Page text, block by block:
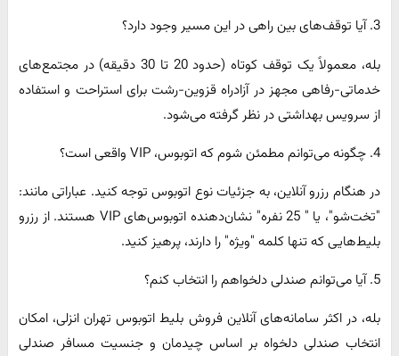
3. آیا توقف‌های بین راهی در این مسیر وجود دارد؟
بله، معمولاً یک توقف کوتاه (حدود 20 تا 30 دقیقه) در مجتمع‌های
خدماتی-رفاهی مجهز در آزادراه قزوین-رشت برای استراحت و استفاده
از سرویس بهداشتی در نظر گرفته می‌شود.
4. چگونه می‌توانم مطمئن شوم که اتوبوس، VIP واقعی است؟
در هنگام رزرو آنلاین، به جزئیات نوع اتوبوس توجه کنید. عباراتی مانند:
"تخت‌شو"، یا " 25 نفره" نشان‌دهنده اتوبوس‌های VIP هستند. از رزرو
بلیط‌هایی که تنها کلمه "ویژه" را دارند، پرهیز کنید.
5. آیا می‌توانم صندلی دلخواهم را انتخاب کنم؟
بله، در اکثر سامانه‌های آنلاین فروش بلیط اتوبوس تهران انزلی، امکان
انتخاب صندلی دلخواه بر اساس چیدمان و جنسیت مسافر صندلی